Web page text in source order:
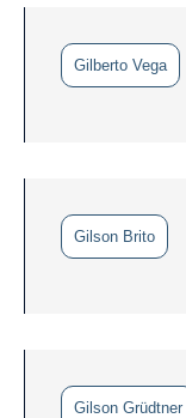
Gilberto Vega
Gilson Brito
Gilson Grüdtner